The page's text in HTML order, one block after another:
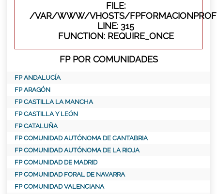
FILE:
/VAR/WWW/VHOSTS/
LINE: 315
FUNCTION: REQUIRE_ONCE
FP POR COMUNIDADES
FP ANDALUCÍA
FP ARAGÓN
FP CASTILLA LA MANCHA
FP CASTILLA Y LEÓN
FP CATALUÑA
FP COMUNIDAD AUTÓNOMA DE CANTABRIA
FP COMUNIDAD AUTÓNOMA DE LA RIOJA
FP COMUNIDAD DE MADRID
FP COMUNIDAD FORAL DE NAVARRA
FP COMUNIDAD VALENCIANA